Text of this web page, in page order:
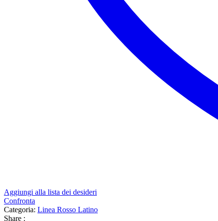
Aggiungi alla lista dei desideri
Confronta
Categoria: Linea Rosso Latino
Share :